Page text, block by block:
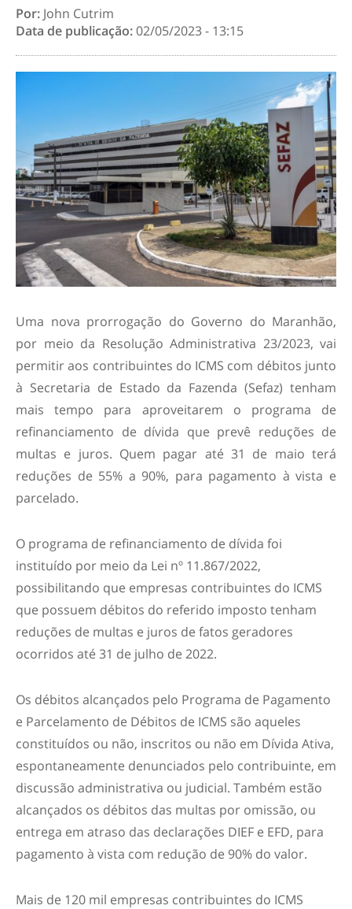
Por: John Cutrim
Data de publicação:02/05/2023 - 13:15
Uma nova prorrogação do Governo do Maranhão,
por meio da Resolução Administrativa 23/2023, vai
permitir aos contribuintes do ICMS com débitos junto
à Secretaria de Estado da Fazenda (Sefaz) tenham
mais tempo para aproveitarem o programa de
refinanciamento de dívida que prevê reduções de
multas e juros. Quem pagar até 31 de maio terá
reduções de 55% a 90%, para pagamento à vista e
parcelado.
O programa de refinanciamento de dívida foi
instituído por meio da Lei nº 11.867/2022,
possibilitando que empresas contribuintes do ICMS
que possuem débitos do referido imposto tenham
reduções de multas e juros de fatos geradores
ocorridos até 31 de julho de 2022.
Os débitos alcançados pelo Programa de Pagamento
e Parcelamento de Débitos de ICMS são aqueles
constituídos ou não, inscritos ou não em Dívida Ativa,
espontaneamente denunciados pelo contribuinte, em
discussão administrativa ou judicial. Também estão
alcançados os débitos das multas por omissão, ou
entrega em atraso das declarações DIEF e EFD, para
pagamento à vista com redução de 90% do valor.
Mais de 120 mil empresas contribuintes do ICMS